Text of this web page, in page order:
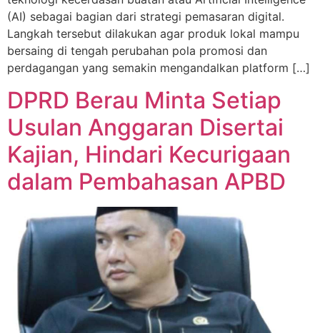
(AI) sebagai bagian dari strategi pemasaran digital.
Langkah tersebut dilakukan agar produk lokal mampu
bersaing di tengah perubahan pola promosi dan
perdagangan yang semakin mengandalkan platform […]
DPRD Berau Minta Setiap
Usulan Anggaran Disertai
Kajian, Hindari Kecurigaan
dalam Pembahasan APBD